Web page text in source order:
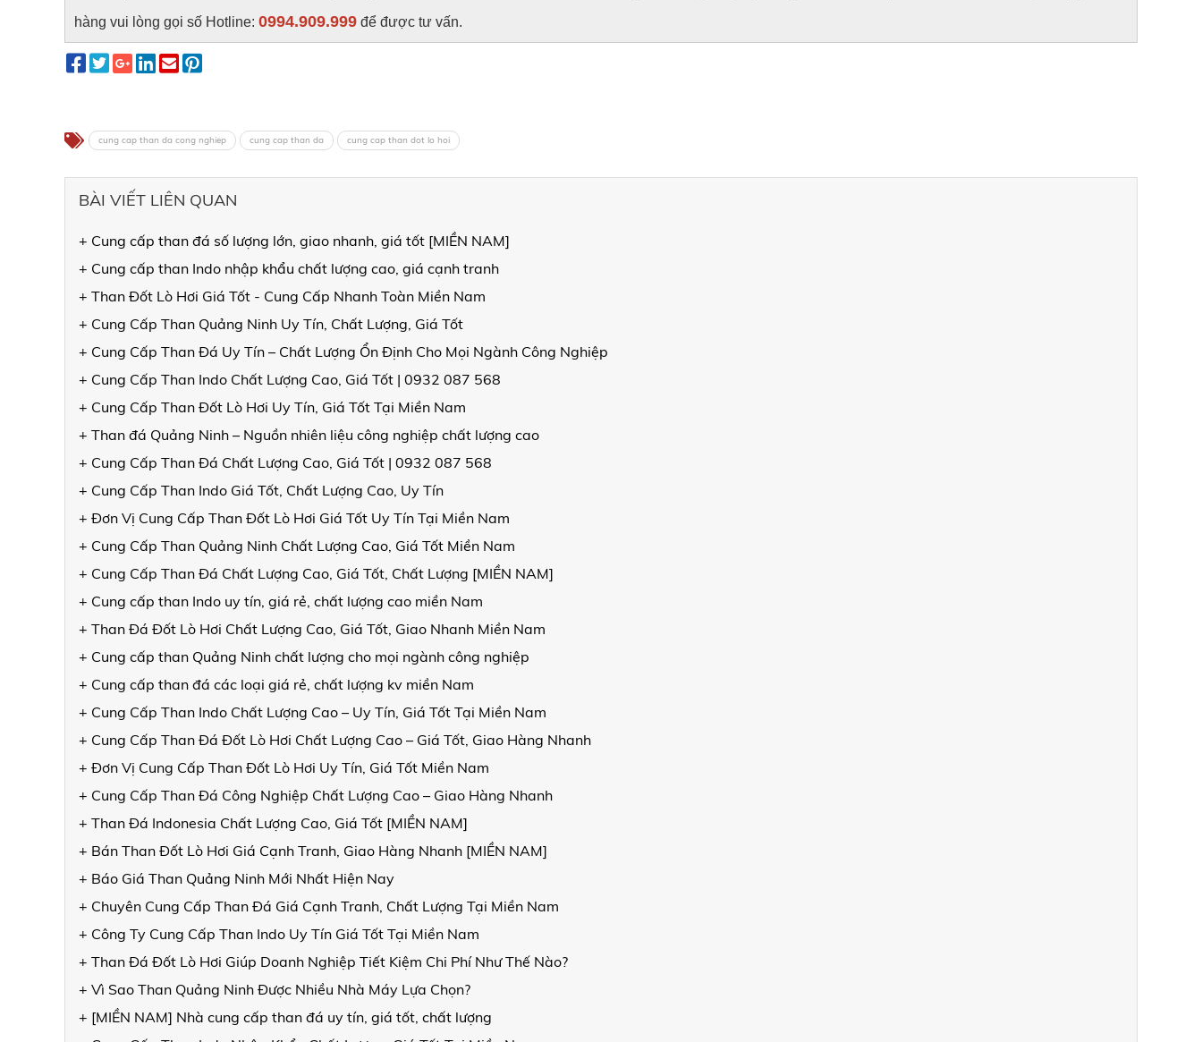
hàng vui lòng gọi số Hotline: 0994.909.999 để được tư vấn.
cung cap than da cong nghiep cung cap than da cung cap than dot lo hoi
BÀI VIẾT LIÊN QUAN
+ Cung cấp than đá số lượng lớn, giao nhanh, giá tốt [MIỀN NAM]
+ Cung cấp than Indo nhập khẩu chất lượng cao, giá cạnh tranh
+ Than Đốt Lò Hơi Giá Tốt - Cung Cấp Nhanh Toàn Miền Nam
+ Cung Cấp Than Quảng Ninh Uy Tín, Chất Lượng, Giá Tốt
+ Cung Cấp Than Đá Uy Tín – Chất Lượng Ổn Định Cho Mọi Ngành Công Nghiệp
+ Cung Cấp Than Indo Chất Lượng Cao, Giá Tốt | 0932 087 568
+ Cung Cấp Than Đốt Lò Hơi Uy Tín, Giá Tốt Tại Miền Nam
+ Than đá Quảng Ninh – Nguồn nhiên liệu công nghiệp chất lượng cao
+ Cung Cấp Than Đá Chất Lượng Cao, Giá Tốt | 0932 087 568
+ Cung Cấp Than Indo Giá Tốt, Chất Lượng Cao, Uy Tín
+ Đơn Vị Cung Cấp Than Đốt Lò Hơi Giá Tốt Uy Tín Tại Miền Nam
+ Cung Cấp Than Quảng Ninh Chất Lượng Cao, Giá Tốt Miền Nam
+ Cung Cấp Than Đá Chất Lượng Cao, Giá Tốt, Chất Lượng [MIỀN NAM]
+ Cung cấp than Indo uy tín, giá rẻ, chất lượng cao miền Nam
+ Than Đá Đốt Lò Hơi Chất Lượng Cao, Giá Tốt, Giao Nhanh Miền Nam
+ Cung cấp than Quảng Ninh chất lượng cho mọi ngành công nghiệp
+ Cung cấp than đá các loại giá rẻ, chất lượng kv miền Nam
+ Cung Cấp Than Indo Chất Lượng Cao – Uy Tín, Giá Tốt Tại Miền Nam
+ Cung Cấp Than Đá Đốt Lò Hơi Chất Lượng Cao – Giá Tốt, Giao Hàng Nhanh
+ Đơn Vị Cung Cấp Than Đốt Lò Hơi Uy Tín, Giá Tốt Miền Nam
+ Cung Cấp Than Đá Công Nghiệp Chất Lượng Cao – Giao Hàng Nhanh
+ Than Đá Indonesia Chất Lượng Cao, Giá Tốt [MIỀN NAM]
+ Bán Than Đốt Lò Hơi Giá Cạnh Tranh, Giao Hàng Nhanh [MIỀN NAM]
+ Báo Giá Than Quảng Ninh Mới Nhất Hiện Nay
+ Chuyên Cung Cấp Than Đá Giá Cạnh Tranh, Chất Lượng Tại Miền Nam
+ Công Ty Cung Cấp Than Indo Uy Tín Giá Tốt Tại Miền Nam
+ Than Đá Đốt Lò Hơi Giúp Doanh Nghiệp Tiết Kiệm Chi Phí Như Thế Nào?
+ Vì Sao Than Quảng Ninh Được Nhiều Nhà Máy Lựa Chọn?
+ [MIỀN NAM] Nhà cung cấp than đá uy tín, giá tốt, chất lượng